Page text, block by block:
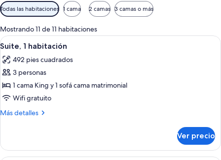
Filtros
disponibles
para
las
habitaciones
Todas las habitaciones 1 cama 2 camas 3 camas o más
Mostrando 11 de 11 habitaciones
Abrir
todas
las
fotos
de
Suite,
1
Habitación de hotel con cama, sofá,
5
Suite, 1 habitación
492 pies cuadrados
3 personas
1 cama King y 1 sofá cama matrimonial
Wifi gratuito
Más detalles
Más
1
habitación
Ver precio